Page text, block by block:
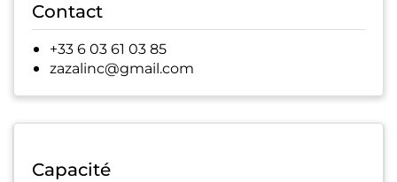
Contact
+33 6 03 61 03 85
zazalinc@gmail.com
Capacité